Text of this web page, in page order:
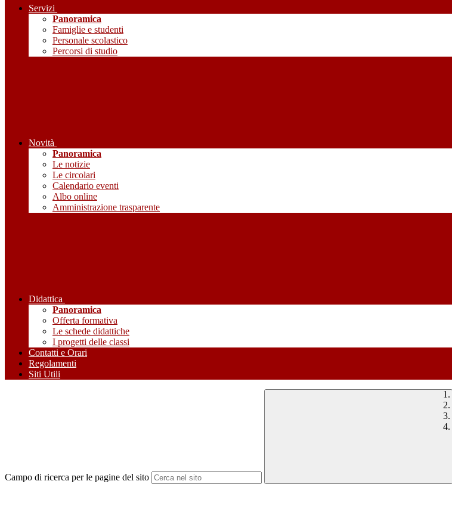
Servizi
Panoramica
Famiglie e studenti
Personale scolastico
Percorsi di studio
Novità
Panoramica
Le notizie
Le circolari
Calendario eventi
Albo online
Amministrazione trasparente
Didattica
Panoramica
Offerta formativa
Le schede didattiche
I progetti delle classi
Contatti e Orari
Regolamenti
Siti Utili
Campo di ricerca per le pagine del sito